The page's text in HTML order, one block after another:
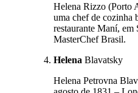
Helena Rizzo (Porto
uma chef de cozinha
restaurante Maní, em
MasterChef Brasil.
Helena Blavatsky
Helena Petrovna